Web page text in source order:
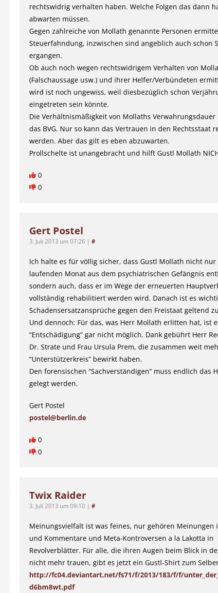
rechtswidrig verhalten haben. Welche Folgen das dann
abwarten müssen.
Gegen zahlreiche von Mollath genannte Personen
Steuerfahndung, inzwischen sind angeblich auch schon
ergangen.
Ob auch noch wegen rechtswidrigem Verhalten von
(Falschaussage usw.) und ihrer Helfer/Verbündeten
wird ist noch ungewiss, weil diesbezüglich schon
eingetreten sein könnte.
Die Verhältnismäßigkeit von Mollaths
das BVG. Nur so kann das Vertrauen in den Rechtsstaat
werden. Aber das gilt es eben abzuwarten.
Prollschelte ist unangebracht und hilft Gustl Mollath
0
0
Gert Postel
3. Juli 2013 um 07:26 | #
Ich halte es für völlig sicher, dass Gustl Mollath nicht
laufenden Monat aus dem psychiatrischen Gefängnis
sondern auch, dass er im Wege der erneuerten
vollständig rehabilitiert werden wird. Danach ist es
Schadensersatzansprüche gegen den Freistaat geltend
Und dennoch: Für das, was Herr Mollath erlitten hat, ist
“Entschädigung” gar nicht möglich. Dank gebührt Herr
Dr. Strate und Frau Ursula Prem, die zusammen weit
“Unterstützerkreis” bewirkt haben.
Den forensischen “Sachverständigen” muss endlich das
gelegt werden.
Gert Postel
postel@berlin.de
0
0
Twix Raider
3. Juli 2013 um 09:10 | #
Meinungsvielfalt ist was feines, nur gehören Meinungen
und Kommentare und Meta-Kontroversen a la Lakotta in
Revolverblätter. Für alle, die ihren Augen beim Blick in
nicht mehr trauen, gibt es jetzt ein Gustl-Shirt zum
http://fc04.deviantart.net/fs71/f/2013/183/f/f/
d6bm8wt.pdf